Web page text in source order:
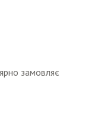
замовляє